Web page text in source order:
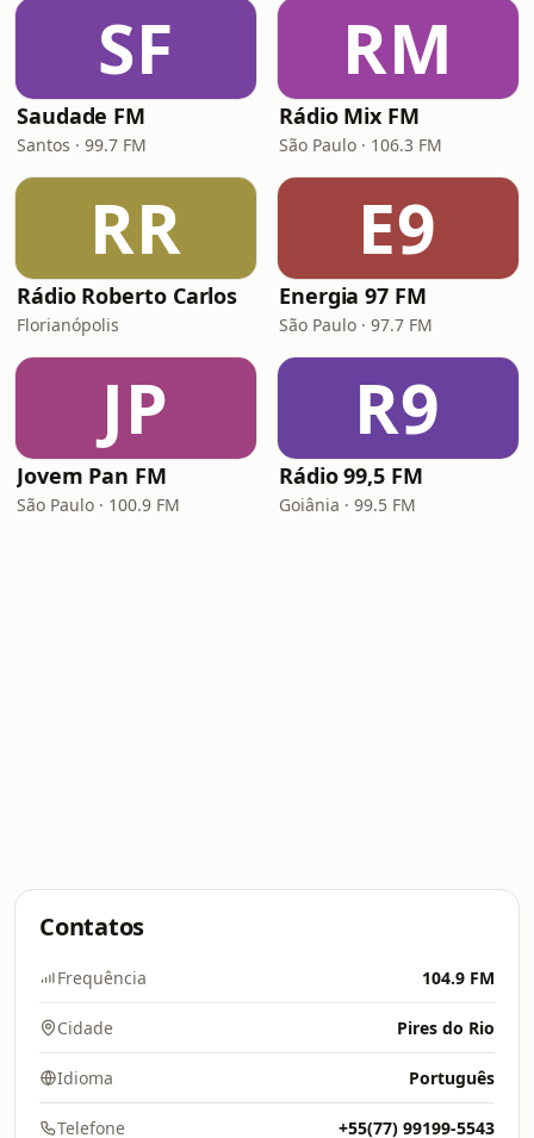
SF
Saudade FM
Santos · 99.7 FM
RM
Rádio Mix FM
São Paulo · 106.3 FM
RR
Rádio Roberto Carlos
Florianópolis
E9
Energia 97 FM
São Paulo · 97.7 FM
JP
Jovem Pan FM
São Paulo · 100.9 FM
R9
Rádio 99,5 FM
Goiânia · 99.5 FM
Contatos
Frequência 104.9 FM
Cidade Pires do Rio
Idioma Português
Telefone +55(77) 99199-5543